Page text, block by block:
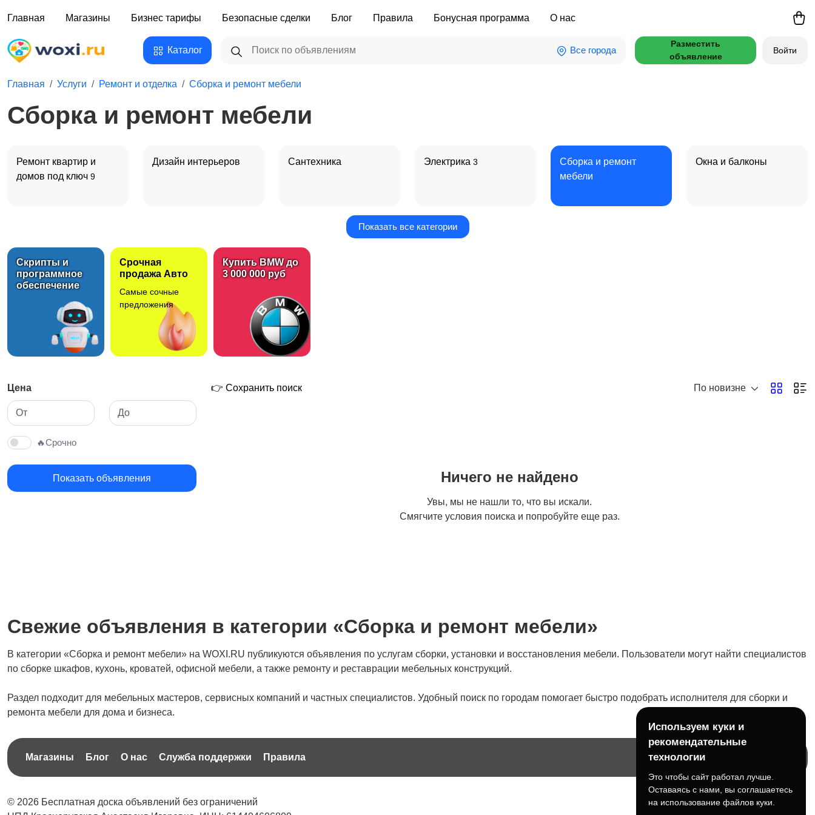
Главная Магазины Бизнес тарифы Безопасные сделки Блог Правила Бонусная программа О нас
Каталог Все города
Разместить
объявление
Войти
Главная Услуги Ремонт и отделка Сборка и ремонт мебели
Сборка и ремонт мебели
Ремонт квартир и
домов под ключ 9
Дизайн интерьеров Сантехника Электрика 3
Сборка и ремонт
мебели
Окна и балконы
замков
Поклейка обоев и
малярные работы
Потолки
Плиточные работы
Столярные и
плотницкие работы
помещений
Показать все категории
Скрипты и
программное
обеспечение
Срочная
продажа Авто
Самые сочные
предложения
Купить BMW до
3 000 000 руб
Цена
🔥Срочно
Показать объявления
👉 Сохранить поиск По новизне
Ничего не найдено
Увы, мы не нашли то, что вы искали.
Смягчите условия поиска и попробуйте еще раз.
Свежие объявления в категории «Сборка и ремонт мебели»
В категории «Сборка и ремонт мебели» на WOXI.RU публикуются объявления по услугам сборки, установки и восстановления мебели. Пользователи могут найти специалистов
по сборке шкафов, кухонь, кроватей, офисной мебели, а также ремонту и реставрации мебельных конструкций.
Раздел подходит для мебельных мастеров, сервисных компаний и частных специалистов. Удобный поиск по городам помогает быстро подобрать исполнителя для сборки и
ремонта мебели для дома и бизнеса.
Магазины Блог О нас Служба поддержки Правила
© 2026 Бесплатная доска объявлений без ограничений
Используем куки и
рекомендательные
технологии
Это чтобы сайт работал лучше.
Оставаясь с нами, вы соглашаетесь
на использование файлов куки.